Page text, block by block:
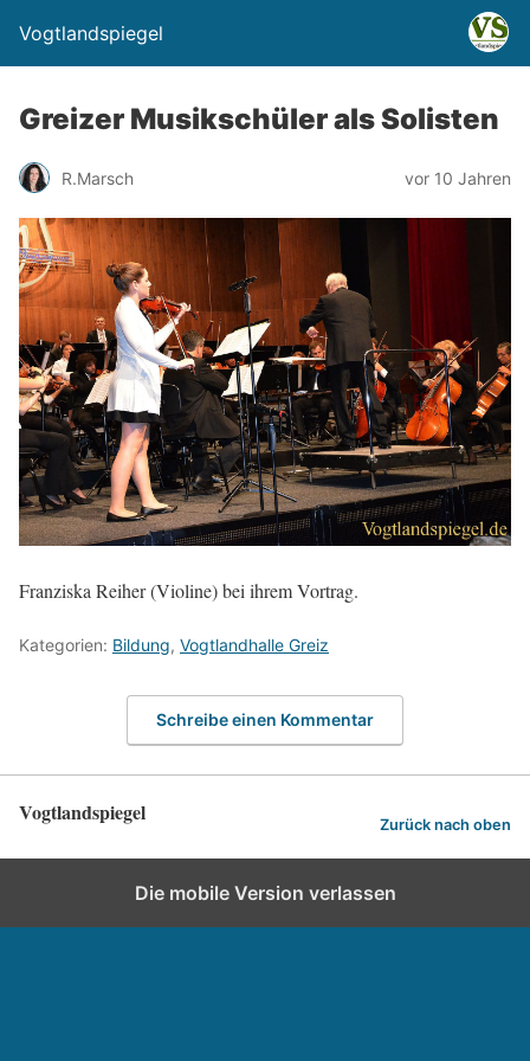
Vogtlandspiegel
Greizer Musikschüler als Solisten
R.Marsch vor 10 Jahren
Franziska Reiher (Violine) bei ihrem Vortrag.
Kategorien: Bildung, Vogtlandhalle Greiz
Schreibe einen Kommentar
Vogtlandspiegel Zurück nach oben
Die mobile Version verlassen